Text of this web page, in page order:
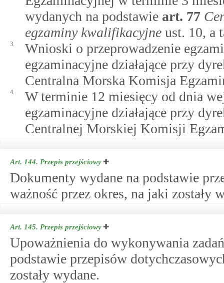
wydanych na podstawie art. 77
egzaminy kwalifikacyjne ust. 10, a
3.
Wnioski o przeprowadzenie
egzaminacyjne działające przy
Centralna Morska Komisja
4.
W terminie 12 miesięcy od dnia
egzaminacyjne działające przy
Centralnej Morskiej Komisji
Art. 144. Przepis przejściowy
Dokumenty wydane na podstawie
ważność przez okres, na jaki zostały
Art. 145. Przepis przejściowy
Upoważnienia do wykonywania
podstawie przepisów
zostały wydane.